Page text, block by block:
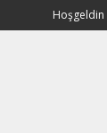
Hoşgeldin